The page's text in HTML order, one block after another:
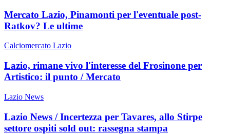
Mercato Lazio, Pinamonti per l'eventuale post-
Ratkov? Le ultime
Calciomercato Lazio
Lazio, rimane vivo l'interesse del Frosinone per
Artistico: il punto / Mercato
Lazio News
Lazio News / Incertezza per Tavares, allo Stirpe
settore ospiti sold out: rassegna stampa